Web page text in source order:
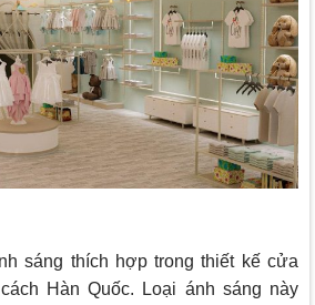
sáng thích hợp trong thiết kế cửa
Hàn Quốc. Loại ánh sáng này